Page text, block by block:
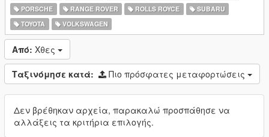
PORSCHE
RANGE ROVER ROLLS ROYCE
SUBARU
TOYOTA
VOLKSWAGEN
Από: Χθες
Ταξινόμησε κατά: Πιο πρόσφατες μεταφορτώσεις
Δεν βρέθηκαν αρχεία, παρακαλώ προσπάθησε να
αλλάξεις τα κριτήρια επιλογής.